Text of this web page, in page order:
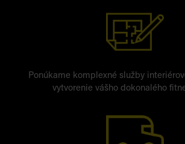
Ponúkame komplexné služby
vytvorenie vášho dokonalého